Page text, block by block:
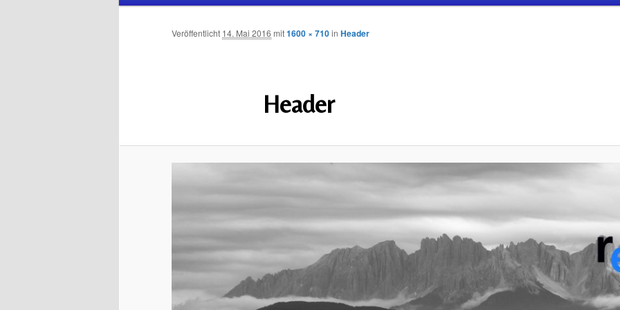
Inhalt
sekundären
Header
Veröffentlicht 14. Mai 2016 mit1600 × 710in Header